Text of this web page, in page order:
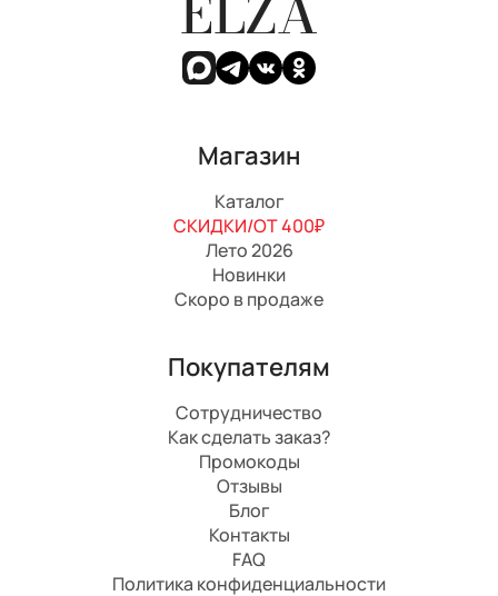
Магазин
Каталог
СКИДКИ/ОТ 400₽
Лето 2026
Новинки
Скоро в продаже
Покупателям
Сотрудничество
Как сделать заказ?
Промокоды
Отзывы
Блог
Контакты
FAQ
Политика конфиденциальности